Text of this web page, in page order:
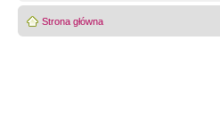
Strona główna